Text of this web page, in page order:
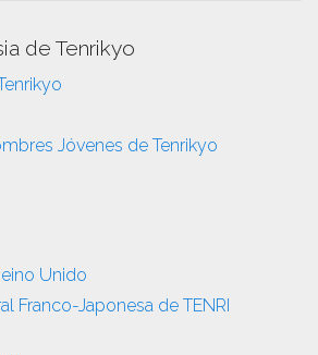
de Tenrikyo
Jóvenes de Tenrikyo
Unido
Franco-Japonesa de TENRI